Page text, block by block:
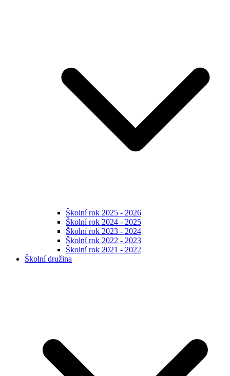
Školní rok 2025 - 2026
Školní rok 2024 - 2025
Školní rok 2023 - 2024
Školní rok 2022 - 2023
Školní rok 2021 - 2022
Školní družina